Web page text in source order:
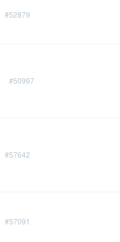
#52879
#50997
#57642
#57091